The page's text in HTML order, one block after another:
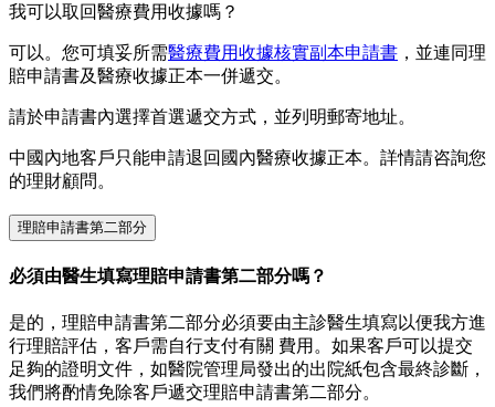
我可以取回醫療費用收據嗎？
可以。您可填妥所需醫療費用收據核實副本申請書 ，並連同理
賠申請書及醫療收據正本一併遞交。
請於申請書內選擇首選遞交方式，並列明郵寄地址。
中國內地客戶只能申請退回國內醫療收據正本。詳情請咨詢您
的理財顧問。
理賠申請書第二部分
必須由醫生填寫理賠申請書第二部分嗎？
是的，理賠申請書第二部分必須要由主診醫生填寫以便我方進
行理賠評估，客戶需自行支付有關 費用。如果客戶可以提交
足夠的證明文件，如醫院管理局發出的出院紙包含最終診斷，
我們將酌情免除客戶遞交理賠申請書第二部分。